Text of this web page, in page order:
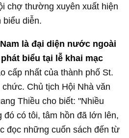
chợ thường xuyên xuất hiện
biểu diễn.
là đại diện nước ngoài
biểu tại lễ khai mạc
cấp nhất của thành phố St.
Chủ tịch Hội Nhà văn
Thiều cho biết: "Nhiều
đó có tôi, tâm hồn đã lớn lên,
đọc những cuốn sách đến từ